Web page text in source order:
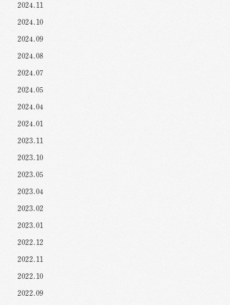
2024.11
2024.10
2024.09
2024.08
2024.07
2024.05
2024.04
2024.01
2023.11
2023.10
2023.05
2023.04
2023.02
2023.01
2022.12
2022.11
2022.10
2022.09